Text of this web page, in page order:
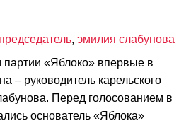
председатель, эмилия слабунова
партии «Яблоко» впервые в
– руководитель карельского
Перед голосованием в
основатель «Яблока»